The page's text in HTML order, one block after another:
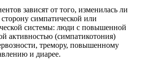
зависят от того, изменилась ли
сторону симпатической или
системы: люди с повышенной
активностью (симпатикотония)
тремору, повышенному
и диарее.